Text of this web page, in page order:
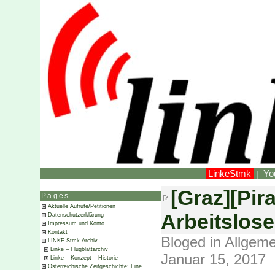
LinkeStmk |
Pages
Aktuelle Aufrufe/Petitionen
Datenschutzerklärung
Impressum und Konto
Kontakt
LINKE.Stmk-Archiv
Linke – Flugblattarchiv
Linke – Konzept – Historie
Österreichische Zeitgeschichte: Eine
Bloged in
Januar 15, 2017